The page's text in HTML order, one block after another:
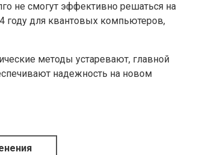
не смогут эффективно решаться на
году для квантовых компьютеров,
методы устаревают, главной
надежность на новом